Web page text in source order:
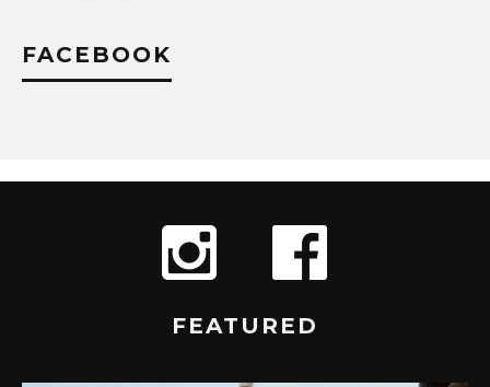
FACEBOOK
FEATURED